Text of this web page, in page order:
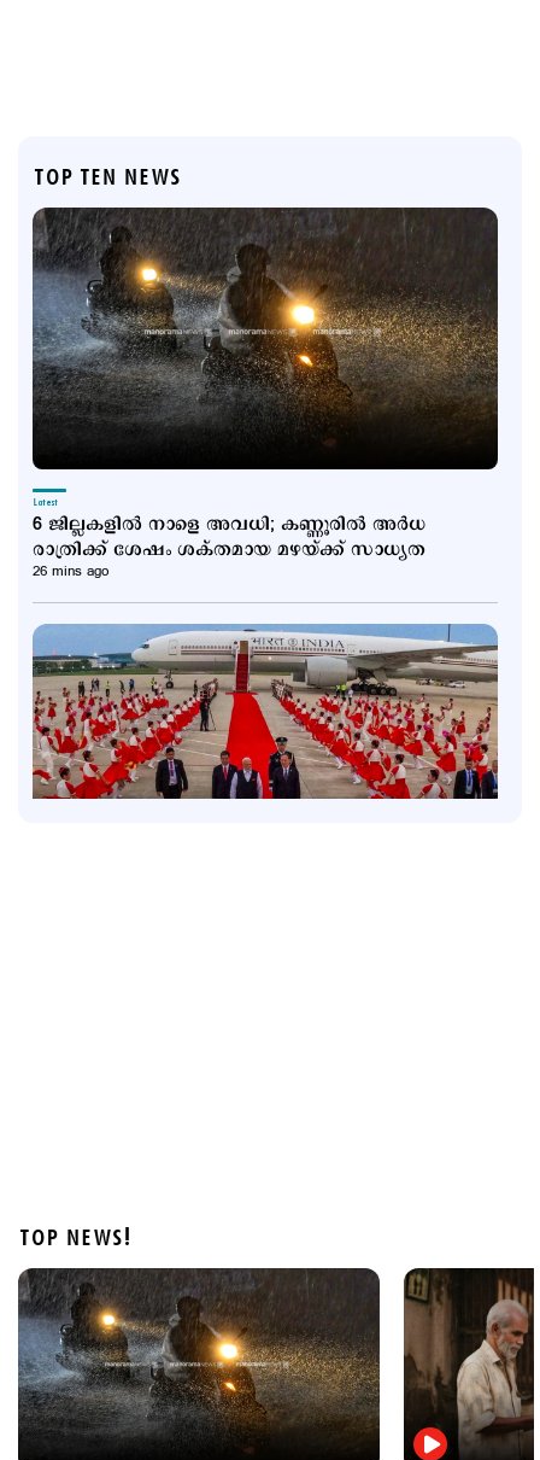
TOP TEN NEWS
Latest
6 ജില്ലകളിൽ നാളെ അവധി; കണ്ണൂരിൽ അര്‍ധ
രാത്രിക്ക് ശേഷം ശക്തമായ മഴയ്ക്ക് സാധ്യത
26 mins ago
Latest
സാമൂഹികക്ഷേമ പെൻഷൻ ഇനി ബാങ്ക്
അക്കൗണ്ടിലേക്ക്; സഹകരണ ബാങ്കുകളെ ഒഴിവാക്കി
3 hours ago
TOP NEWS!